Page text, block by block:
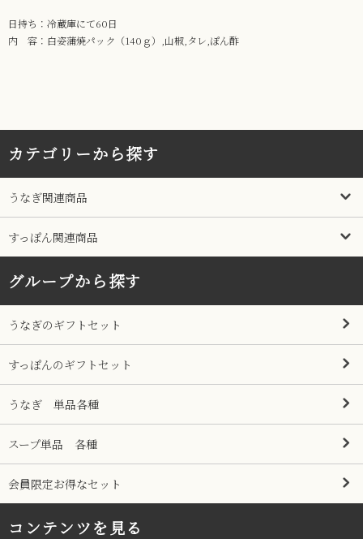
日持ち：冷蔵庫にて60日
内 容：白姿蒲焼パック（140ｇ）,山椒,タレ,ぽん酢
カテゴリーから探す
うなぎ関連商品
すっぽん関連商品
グループから探す
うなぎのギフトセット
すっぽんのギフトセット
うなぎ 単品各種
スープ単品 各種
会員限定お得なセット
コンテンツを見る